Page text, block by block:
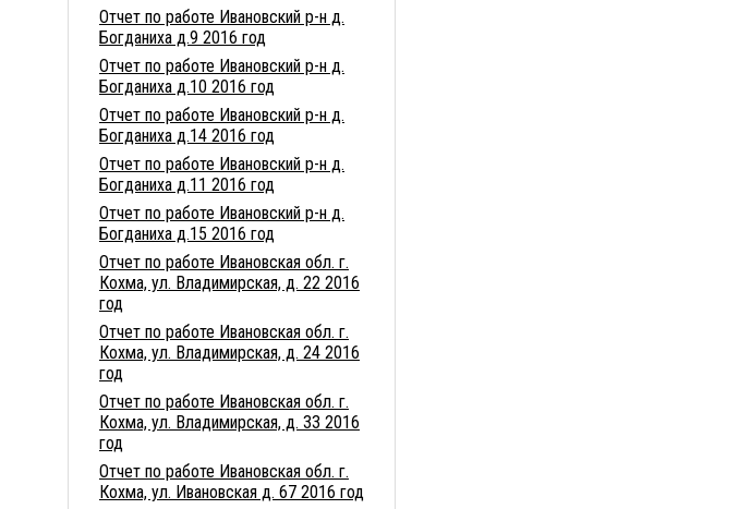
Отчет по работе Ивановский р-н д.
Богданиха д.9 2016 год
Отчет по работе Ивановский р-н д.
Богданиха д.10 2016 год
Отчет по работе Ивановский р-н д.
Богданиха д.14 2016 год
Отчет по работе Ивановский р-н д.
Богданиха д.11 2016 год
Отчет по работе Ивановский р-н д.
Богданиха д.15 2016 год
Отчет по работе Ивановская обл. г.
Кохма, ул. Владимирская, д. 22 2016
год
Отчет по работе Ивановская обл. г.
Кохма, ул. Владимирская, д. 24 2016
год
Отчет по работе Ивановская обл. г.
Кохма, ул. Владимирская, д. 33 2016
год
Отчет по работе Ивановская обл. г.
Кохма, ул. Ивановская д. 67 2016 год